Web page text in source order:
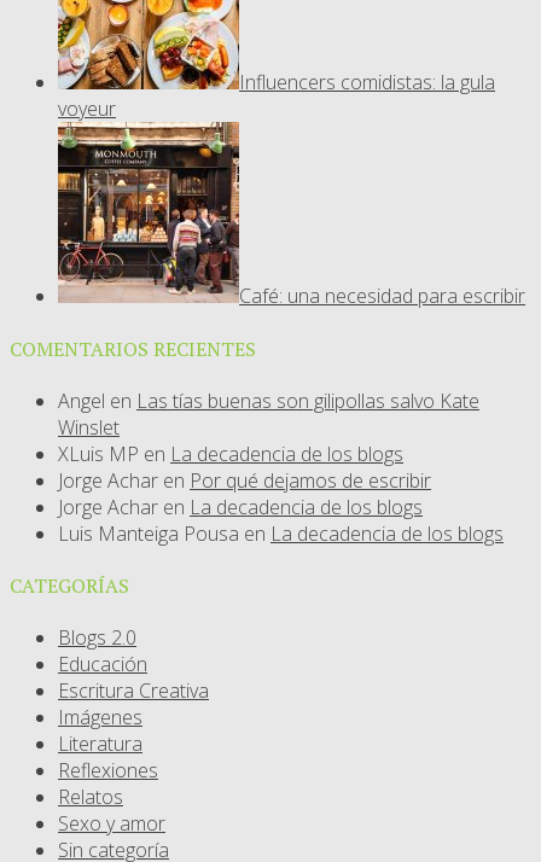
Influencers comidistas: la gula
voyeur
Café: una necesidad para escribir
COMENTARIOS RECIENTES
Angel en Las tías buenas son gilipollas salvo Kate
Winslet
XLuis MP en La decadencia de los blogs
Jorge Achar en Por qué dejamos de escribir
Jorge Achar en La decadencia de los blogs
Luis Manteiga Pousa en La decadencia de los blogs
CATEGORÍAS
Blogs 2.0
Educación
Escritura Creativa
Imágenes
Literatura
Reflexiones
Relatos
Sexo y amor
Sin categoría